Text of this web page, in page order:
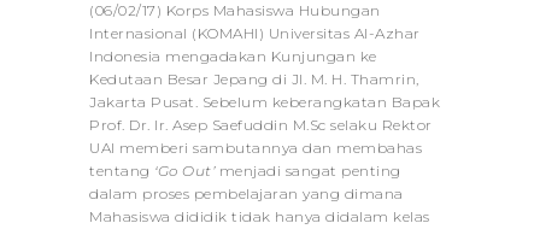
(06/02/17) Korps Mahasiswa Hubungan
Internasional (KOMAHI) Universitas Al-Azhar
Indonesia mengadakan Kunjungan ke
Kedutaan Besar Jepang di Jl. M. H. Thamrin,
Jakarta Pusat. Sebelum keberangkatan Bapak
Prof. Dr. Ir. Asep Saefuddin M.Sc selaku Rektor
UAI memberi sambutannya dan membahas
tentang ‘Go Out’menjadi sangat penting
dalam proses pembelajaran yang dimana
Mahasiswa dididik tidak hanya didalam kelas